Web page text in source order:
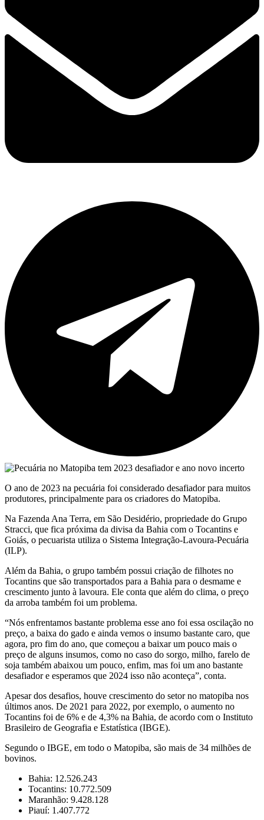
O ano de 2023 na pecuária foi considerado desafiador para muitos
produtores, principalmente para os criadores do Matopiba.
Na Fazenda Ana Terra, em São Desidério, propriedade do Grupo
Stracci, que fica próxima da divisa da Bahia com o Tocantins e
Goiás, o pecuarista utiliza o Sistema Integração-Lavoura-Pecuária
(ILP).
Além da Bahia, o grupo também possui criação de filhotes no
Tocantins que são transportados para a Bahia para o desmame e
crescimento junto à lavoura. Ele conta que além do clima, o preço
da arroba também foi um problema.
“Nós enfrentamos bastante problema esse ano foi essa oscilação no
preço, a baixa do gado e ainda vemos o insumo bastante caro, que
agora, pro fim do ano, que começou a baixar um pouco mais o
preço de alguns insumos, como no caso do sorgo, milho, farelo de
soja também abaixou um pouco, enfim, mas foi um ano bastante
desafiador e esperamos que 2024 isso não aconteça”, conta.
Apesar dos desafios, houve crescimento do setor no matopiba nos
últimos anos. De 2021 para 2022, por exemplo, o aumento no
Tocantins foi de 6% e de 4,3% na Bahia, de acordo com o Instituto
Brasileiro de Geografia e Estatística (IBGE).
Segundo o IBGE, em todo o Matopiba, são mais de 34 milhões de
bovinos.
Bahia: 12.526.243
Tocantins: 10.772.509
Maranhão: 9.428.128
Piauí: 1.407.772